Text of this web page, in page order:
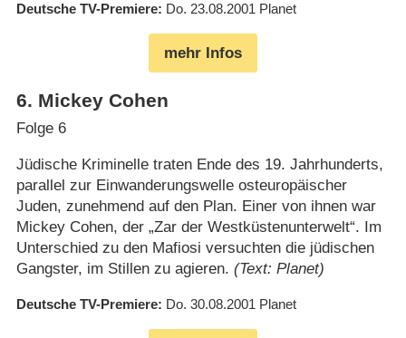
Deutsche TV-Premiere Do. 23.08.2001 Planet
mehr Infos
6. Mickey Cohen
Folge 6
Jüdische Kriminelle traten Ende des 19. Jahrhunderts,
parallel zur Einwanderungswelle osteuropäischer
Juden, zunehmend auf den Plan. Einer von ihnen war
Mickey Cohen, der „Zar der Westküstenunterwelt“. Im
Unterschied zu den Mafiosi versuchten die jüdischen
Gangster, im Stillen zu agieren. (Text: Planet)
Deutsche TV-Premiere Do. 30.08.2001 Planet